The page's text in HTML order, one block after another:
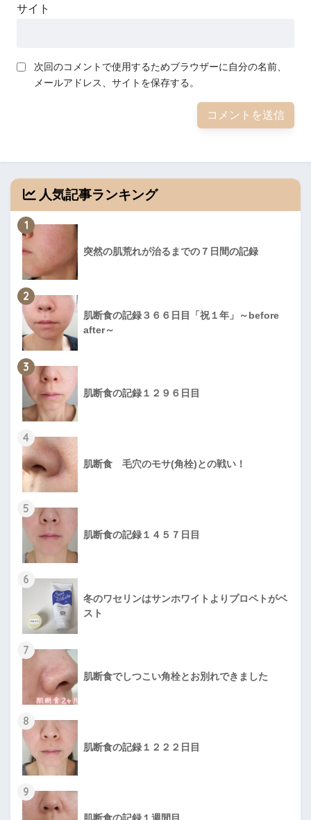
サイト
次回のコメントで使用するためブラウザーに自分の名前、
メールアドレス、サイトを保存する。
人気記事ランキング
1
突然の肌荒れが治るまでの７日間の記録
2
肌断食の記録３６６日目「祝１年」～before
after～
3
肌断食の記録１２９６日目
4
肌断食 毛穴のモサ(角栓)との戦い！
5
肌断食の記録１４５７日目
6
冬のワセリンはサンホワイトよりプロペトがベ
スト
7
肌断食でしつこい角栓とお別れできました
8
肌断食の記録１２２２日目
9